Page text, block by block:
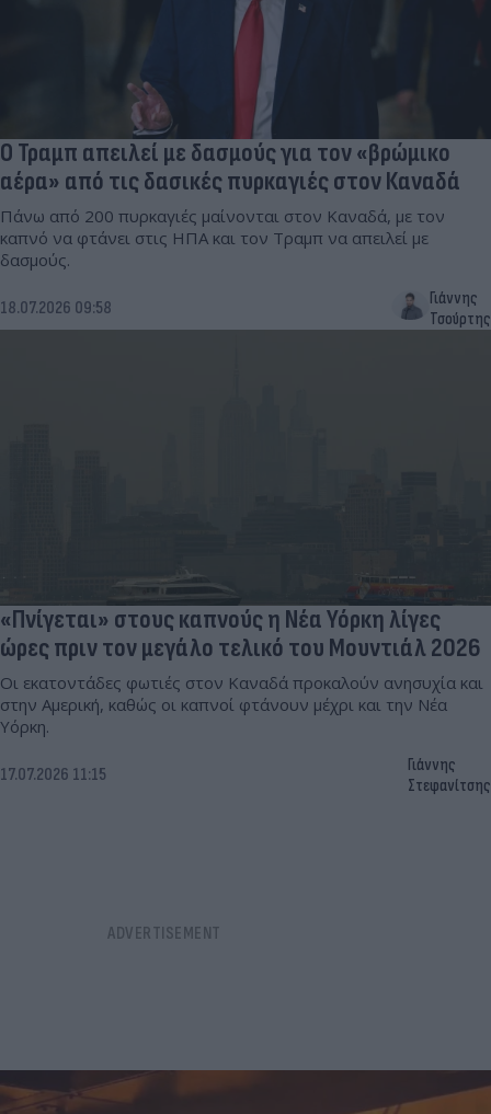
Ο Τραμπ απειλεί με δασμούς για τον «βρώμικο
αέρα» από τις δασικές πυρκαγιές στον Καναδά
Πάνω από 200 πυρκαγιές μαίνονται στον Καναδά, με τον
καπνό να φτάνει στις ΗΠΑ και τον Τραμπ να απειλεί με
δασμούς.
18.07.2026 09:58
Γιάννης
Τσούρτης
«Πνίγεται» στους καπνούς η Νέα Υόρκη λίγες
ώρες πριν τον μεγάλο τελικό του Μουντιάλ 2026
Οι εκατοντάδες φωτιές στον Καναδά προκαλούν ανησυχία και
στην Αμερική, καθώς οι καπνοί φτάνουν μέχρι και την Νέα
Υόρκη.
17.07.2026 11:15
Γιάννης
Στεφανίτσης